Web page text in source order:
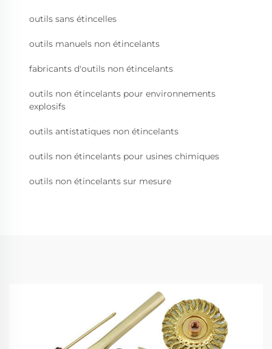
outils sans étincelles
outils manuels non étincelants
fabricants d'outils non étincelants
outils non étincelants pour environnements
explosifs
outils antistatiques non étincelants
outils non étincelants pour usines chimiques
outils non étincelants sur mesure